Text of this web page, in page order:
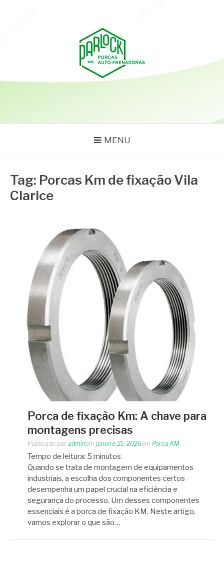
MENU
Tag: Porcas Km de fixação Vila
Clarice
Porca de fixação Km: A chave para
montagens precisas
Publicado por adminem janeiro 21, 2026em Porca KM
Tempo de leitura: 5 minutos
Quando se trata de montagem de equipamentos
industriais, a escolha dos componentes certos
desempenha um papel crucial na eficiência e
segurança do processo. Um desses componentes
essenciais é a porca de fixação KM. Neste artigo,
vamos explorar o que são…